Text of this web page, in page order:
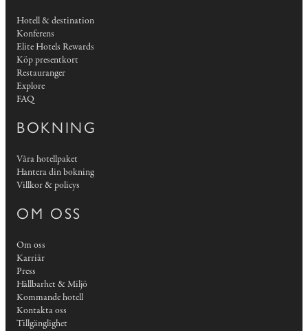
Hotell & destination
Konferens
Elite Hotels Rewards
Köp presentkort
Restauranger
Explore
FAQ
BOKNING
Våra hotellpaket
Hantera din bokning
Villkor & policys
OM OSS
Om oss
Karriär
Press
Hållbarhet & Miljö
Kommande hotell
Kontakta oss
Tillgänglighet